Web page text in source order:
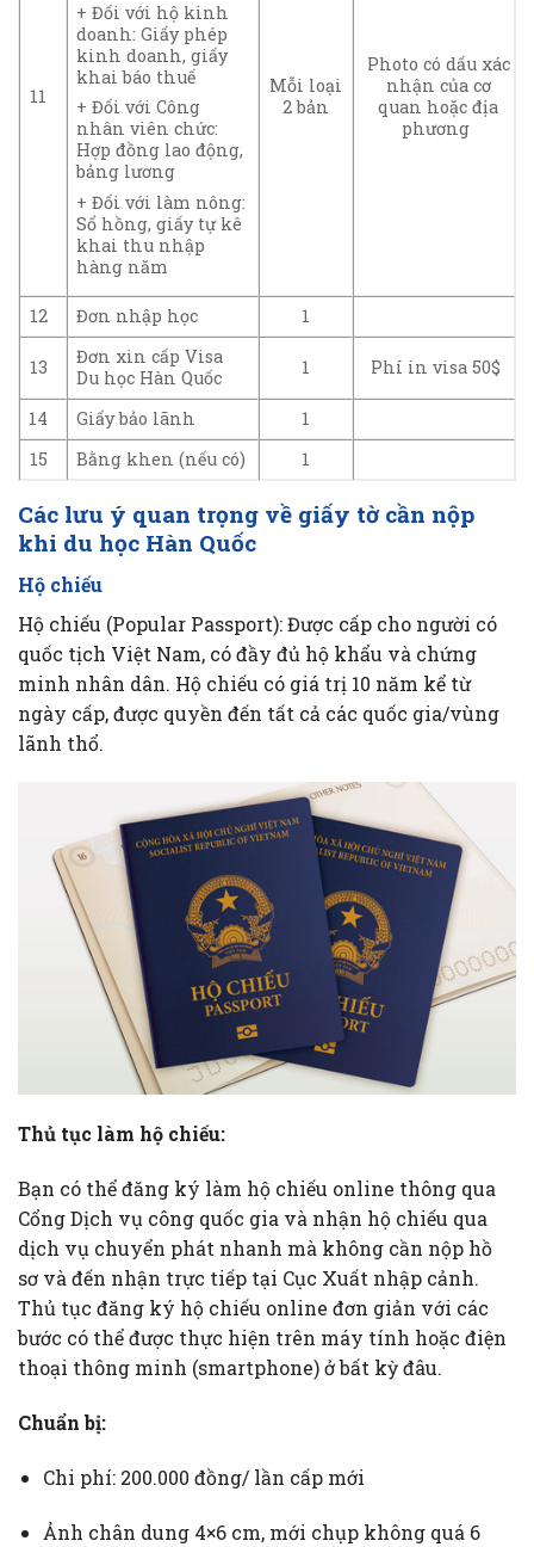
11
+ Đối với hộ kinh
doanh: Giấy phép
kinh doanh, giấy
khai báo thuế
+ Đối với Công
nhân viên chức:
Hợp đồng lao động,
bảng lương
+ Đối với làm nông:
Sổ hồng, giấy tự kê
khai thu nhập
hàng năm
Mỗi loại
2 bản
Photo có dấu xác
nhận của cơ
quan hoặc địa
phương
12 Đơn nhập học 1
13
Đơn xin cấp Visa
Du học Hàn Quốc
1 Phí in visa 50$
14 Giấy bảo lãnh
1
15
Bằng khen (nếu có) 1
Các lưu ý quan trọng về giấy tờ cần nộp
khi du học Hàn Quốc
Hộ chiếu
Hộ chiếu (Popular Passport): Được cấp cho người có
quốc tịch Việt Nam, có đầy đủ hộ khẩu và chứng
minh nhân dân. Hộ chiếu có giá trị 10 năm kể từ
ngày cấp, được quyền đến tất cả các quốc gia/vùng
lãnh thổ.
Thủ tục làm hộ chiếu:
Bạn có thể đăng ký làm hộ chiếu online thông qua
Cổng Dịch vụ công quốc gia và nhận hộ chiếu qua
dịch vụ chuyển phát nhanh mà không cần nộp hồ
sơ và đến nhận trực tiếp tại Cục Xuất nhập cảnh.
Thủ tục đăng ký hộ chiếu online đơn giản với các
bước có thể được thực hiện trên máy tính hoặc điện
thoại thông minh (smartphone) ở bất kỳ đâu.
Chuẩn bị:
Chi phí: 200.000 đồng/ lần cấp mới
Ảnh chân dung 4×6 cm, mới chụp không quá 6